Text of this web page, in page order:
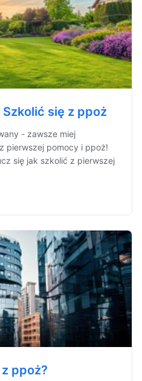
się z ppoż
- zawsze miej
pierwszej pomocy i ppoż!
się jak szkolić z pierwszej
ppoż?